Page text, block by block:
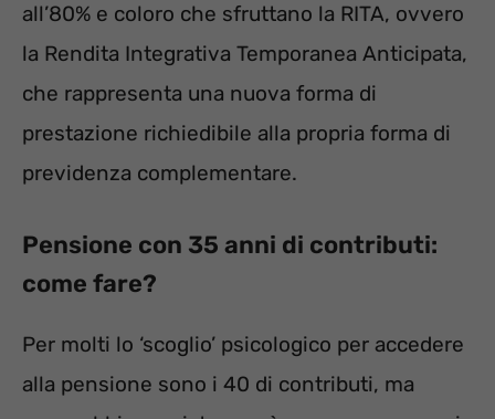
all’80% e coloro che sfruttano la RITA, ovvero
la Rendita Integrativa Temporanea Anticipata,
che rappresenta una nuova forma di
prestazione richiedibile alla propria forma di
previdenza complementare.
Pensione con 35 anni di contributi:
come fare?
Per molti lo ‘scoglio’ psicologico per accedere
alla pensione sono i 40 di contributi, ma